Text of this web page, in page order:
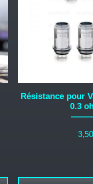
Résistance pour
0.3
3,50